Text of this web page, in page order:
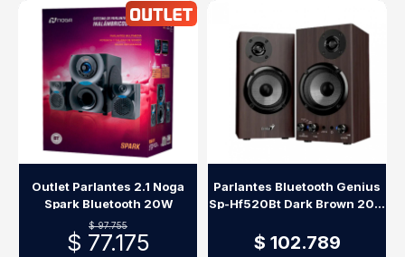
Outlet Parlantes 2.1 Noga
Spark Bluetooth 20W
$ 97.755
$ 77.175
Parlantes Bluetooth Genius
Sp-Hf520Bt Dark Brown 20W
$ 102.789